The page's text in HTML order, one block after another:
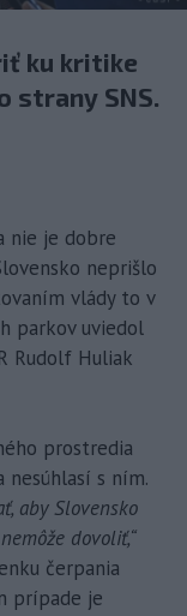
ku kritike
strany SNS.
nie je dobre
neprišlo
vlády to v
parkov uviedol
Rudolf Huliak
prostredia
nesúhlasí s ním.
aby Slovensko
dovoliť,“
čerpania
prípade je